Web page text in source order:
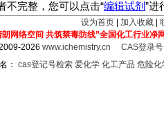
不完整，您可以点击“编辑试剂”进
设为首页 加入收藏
朗网络空间 共筑禁毒防线”全国化工行业净
2026www.ichemistry.cn
CAS登录
： cas登记号检索 爱化学 化工产品 危险化